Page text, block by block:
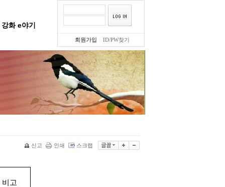
강화 e야기
회원가입 ID/PW찾기
신고 인쇄 스크랩
비고